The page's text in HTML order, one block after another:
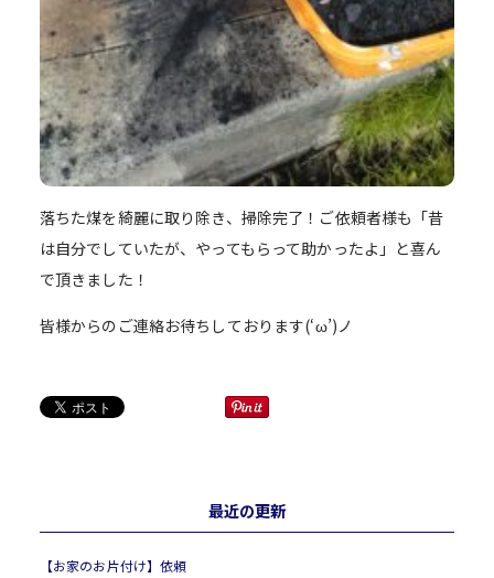
落ちた煤を綺麗に取り除き、掃除完了！ご依頼者様も「昔
は自分でしていたが、やってもらって助かったよ」と喜ん
で頂きました！
皆様からのご連絡お待ちしております(‘ω’)ノ
最近の更新
【お家のお片付け】依頼